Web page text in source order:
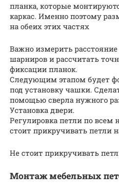
планка, которые
каркас. Именно поэтому
на обеих этих частях
Важно измерить
шарниров и рассчитать
фиксации планок.
Следующим этапом будет
под установку чашки.
помощью сверла нужного
Установка двери.
Регулировка петли по всем
стоит прикручивать петли
Не стоит прикручивать
Монтаж мебельных